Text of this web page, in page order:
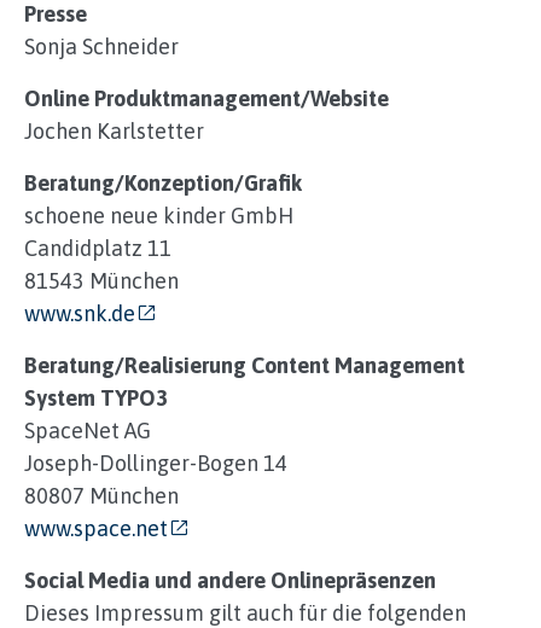
Presse
Sonja Schneider
Online Produktmanagement/Website
Jochen Karlstetter
Beratung/Konzeption/Grafik
schoene neue kinder GmbH
Candidplatz 11
81543 München
www.snk.de
Beratung/Realisierung Content Management
System TYPO3
SpaceNet AG
Joseph-Dollinger-Bogen 14
80807 München
www.space.net
Social Media und andere Onlinepräsenzen
Dieses Impressum gilt auch für die folgenden